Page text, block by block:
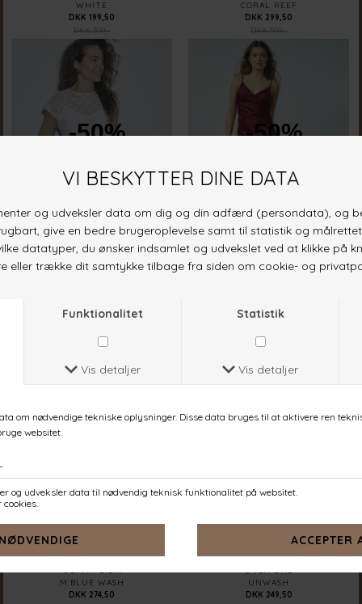
WHITE
DKK 399,-
DKK 199,50
CORAL REEF
DKK 599,-
DKK 299,50
-50%
DKK 449,-
-50%
DKK 499,-
-50%
OBANA-L.DR
M.BLUE WASH
DKK 274,50
-50%
OVEA-DR2
UNWASH
DKK 249,50